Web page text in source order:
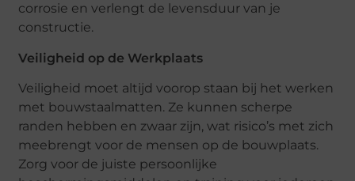
corrosie en verlengt de levensduur van je
constructie.
Veiligheid op de Werkplaats
Veiligheid moet altijd voorop staan bij het werken
met bouwstaalmatten. Ze kunnen scherpe
randen hebben en zwaar zijn, wat risico’s met zich
meebrengt voor de mensen op de bouwplaats.
Zorg voor de juiste persoonlijke